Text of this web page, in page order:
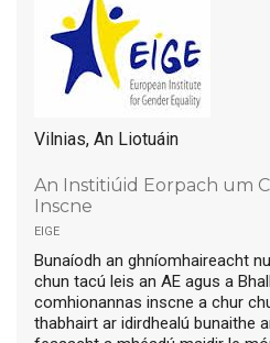
Vilnias, An Liotuáin
An Institiúid Eorpach um
Inscne
eige
Bunaíodh an ghníomhaireacht
chun tacú leis an AE agus a
comhionannas inscne a chur
thabhairt ar idirdhealú bunaithe